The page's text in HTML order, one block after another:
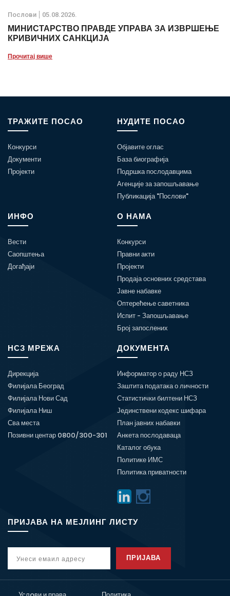
Послови 05.08.2026.
МИНИСТАРСТВО ПРАВДЕ УПРАВА ЗА ИЗВРШЕЊЕ
КРИВИЧНИХ САНКЦИЈА
Прочитај више
ТРАЖИТЕ ПОСАО
Конкурси
Документи
Пројекти
НУДИТЕ ПОСАО
Објавите оглас
База биографија
Подршка послодавцима
Агенције за запошљавање
Публикација "Послови"
ИНФО
Вести
Саопштења
Догађаји
О НАМА
Конкурси
Правни акти
Пројекти
Продаја основних средстава
Јавне набавке
Оптерећење саветника
Испит - Запошљавање
Број запослених
НСЗ МРЕЖА
Дирекција
Филијала Београд
Филијала Нови Сад
Филијала Ниш
Сва места
Позивни центар 0800/300-301
ДОКУМЕНТА
Информатор о раду НСЗ
Заштита података о личности
Статистички билтени НСЗ
Јединствени кодекс шифара
План јавних набавки
Анкета послодаваца
Каталог обука
Политике ИМС
Политика приватности
ПРИЈАВА НА МЕЈЛИНГ ЛИСТУ
ПРИЈАВА